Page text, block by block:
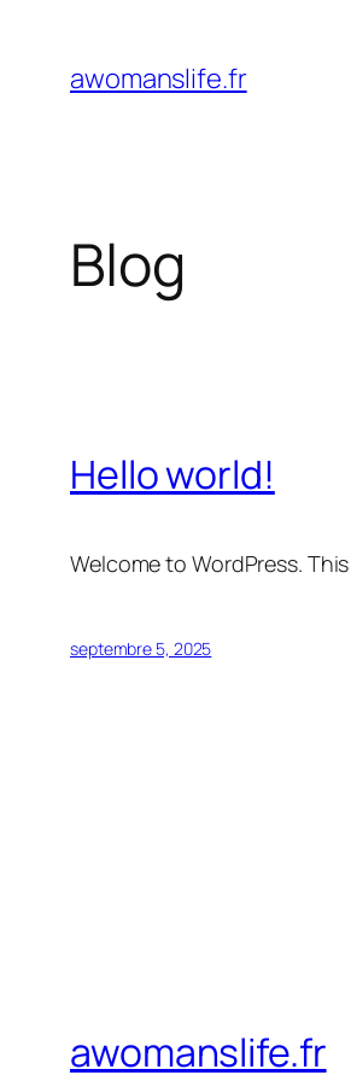
contenu
awomanslife.fr
Blog
Hello world!
Welcome to WordPress.
septembre 5, 2025
awomanslife.fr